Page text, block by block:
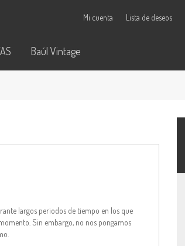
Lista de deseos
Mi cuenta
Baúl Vintage
largos periodos de tiempo en los que
Sin embargo, no nos pongamos